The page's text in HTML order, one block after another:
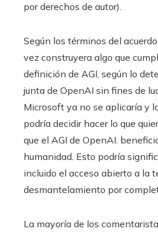
por derechos de autor).
Según los términos del
vez construyera algo que
definición de AGI, según lo
junta de OpenAI sin fines de
Microsoft ya no se aplicaría y
podría decidir hacer lo que
que el AGI de OpenAI.
humanidad. Esto podría
incluido el acceso abierto a la
desmantelamiento por
La mayoría de los